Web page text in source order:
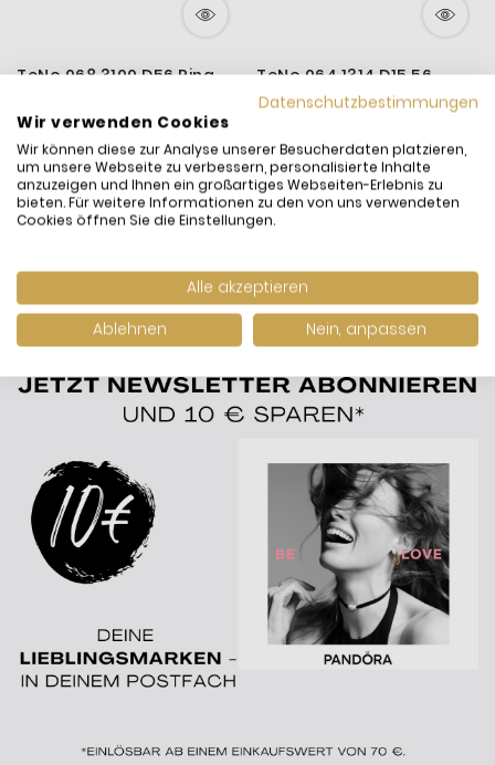
TeNo 068.3100.D56 Ring
18 K Gelbgold Gr. 58
140,00 €
280,00 €
inkl. MwSt. und Versand
Versandfertig: Sofort
lieferbar
TeNo 064.1314.D15.56
Partner-Ring Tamor Satin
Silber-Ton Gr. 56
inkl. MwSt. undVersand
Versandfertig: Sofort
lieferbar
Datenschutzbestimmungen
Wir verwenden Cookies
Wir können diese zur Analyse unserer Besucherdaten platzieren,
um unsere Webseite zu verbessern, personalisierte Inhalte
anzuzeigen und Ihnen ein großartiges Webseiten-Erlebnis zu
bieten. Für weitere Informationen zu den von uns verwendeten
Cookies öffnen Sie die Einstellungen.
Alle akzeptieren
Ablehnen
Nein, anpassen